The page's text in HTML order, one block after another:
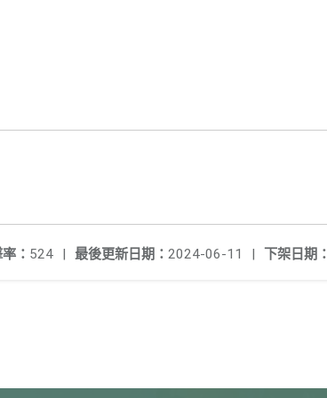
下架日期：
最後更新日期： 2024-06-11 |
： 524 |